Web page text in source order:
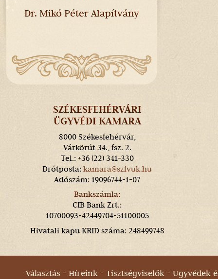
Dr. Mikó Péter Alapítvány
SZÉKESFEHÉRVÁRI
ÜGYVÉDI KAMARA
8000 Székesfehérvár,
Várkörút 34., fsz. 2.
Tel.: +36 (22) 341-330
Drótposta:kamara@szfvuk.hu
Adószám: 19096744-1-07
Bankszámla:
CIB Bank Zrt.:
10700093-42449704-51100005
Hivatali kapu KRID száma: 248499748
Választás Híreink Tisztségviselők
Ügyvédek